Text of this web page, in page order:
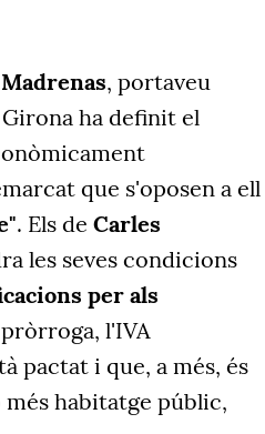
, portaveu
ha definit el
que s'oposen a ell
. Els de Carles
les seves condicions
per als
l'IVA
pactat i que, a més, és
habitatge públic,